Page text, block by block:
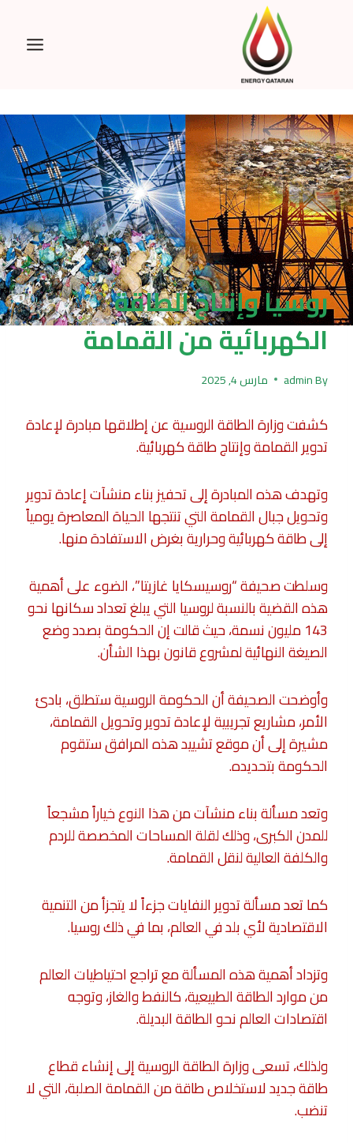
روسيا وإنتاج الطاقة
الكهربائية من القمامة
By
admin مارس 4, 2025
كشفت وزارة الطاقة الروسية عن إطلاقها مبادرة لإعادة
تدوير القمامة وإنتاج طاقة كهربائية.
وتهدف هذه المبادرة إلى تحفيز بناء منشآت إعادة تدوير
وتحويل جبال القمامة التي تنتجها الحياة المعاصرة يومياً
إلى طاقة كهربائية وحرارية بغرض الاستفادة منها.
وسلطت صحيفة “روسيسكايا غازيتا”، الضوء على أهمية
هذه القضية بالنسبة لروسيا التي يبلغ تعداد سكانها نحو
143 مليون نسمة، حيث قالت إن الحكومة بصدد وضع
الصيغة النهائية لمشروع قانون بهذا الشأن.
وأوضحت الصحيفة أن الحكومة الروسية ستطلق، بادئ
الأمر، مشاريع تجريبية لإعادة تدوير وتحويل القمامة،
مشيرة إلى أن موقع تشييد هذه المرافق ستقوم
الحكومة بتحديده.
وتعد مسألة بناء منشآت من هذا النوع خياراً مشجعاً
للمدن الكبرى، وذلك لقلة المساحات المخصصة للردم
والكلفة العالية لنقل القمامة.
كما تعد مسألة تدوير النفايات جزءاً لا يتجزأ من التنمية
الاقتصادية لأي بلد في العالم، بما في ذلك روسيا.
وتزداد أهمية هذه المسألة مع تراجع احتياطيات العالم
من موارد الطاقة الطبيعية، كالنفط والغاز، وتوجه
اقتصادات العالم نحو الطاقة البديلة.
ولذلك، تسعى وزارة الطاقة الروسية إلى إنشاء قطاع
طاقة جديد لاستخلاص طاقة من القمامة الصلبة، التي لا
تنضب.